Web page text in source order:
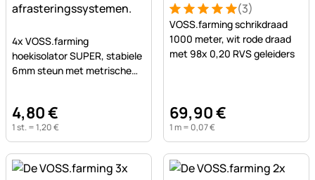
Nog geen beoordelingen geplaatst
4x VOSS.farming
hoekisolator SUPER, stabiele
6mm steun met metrische
4,80€
1 st. =1,20€
Beoordeling: 5 van 5 (3
3 Bewertungen
(3)
VOSS.farming schrikdraad
1000 meter, wit rode draad
met 98x 0,20 RVS geleiders
69,90€
1 m = 0,07€